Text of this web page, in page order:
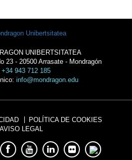
UNIBERTSITATEA
23 - 20500 Arrasate - Mondragón
+34 943 712 185
info@mondragon.edu
POLÍTICA DE COOKIES
AVISO LEGAL